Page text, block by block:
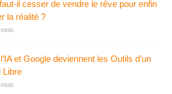
il cesser de vendre le rêve pour enfin
la réalité ?
et Google deviennent les Outils d’un
Libre